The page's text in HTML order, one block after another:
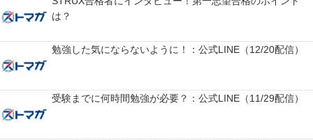
は？
勉強した気にならないように！：公式LINE（12/20配信）
受験までに何時間勉強が必要？：公式LINE（11/29配信）